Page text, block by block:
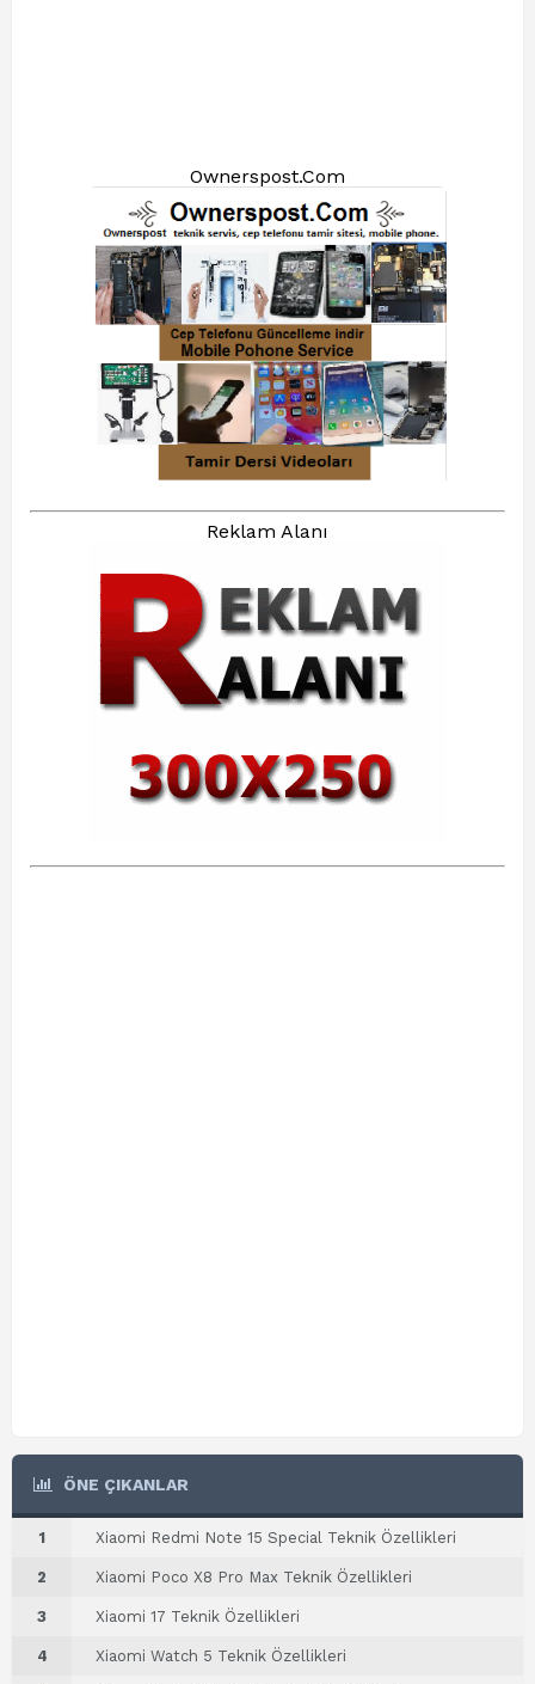
Ownerspost.Com
Reklam Alanı
ÖNE ÇIKANLAR
1 Xiaomi Redmi Note 15 Special Teknik Özellikleri
2 Xiaomi Poco X8 Pro Max Teknik Özellikleri
3 Xiaomi 17 Teknik Özellikleri
4 Xiaomi Watch 5 Teknik Özellikleri